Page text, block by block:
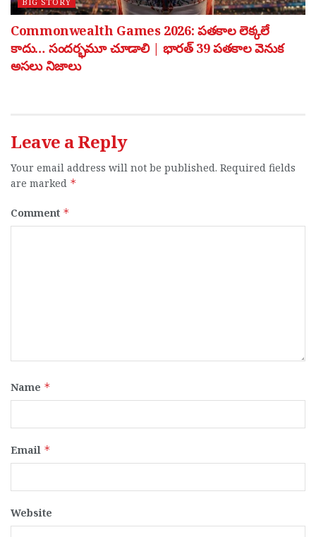
Commonwealth Games 2026: పతకాల లెక్కలే
కాదు… సందర్భమూ చూడాలి | భారత్ 39 పతకాల వెనుక
అసలు నిజాలు
Leave a Reply
Your email address will not be published. Required fields
are marked *
Comment *
Name *
Email *
Website